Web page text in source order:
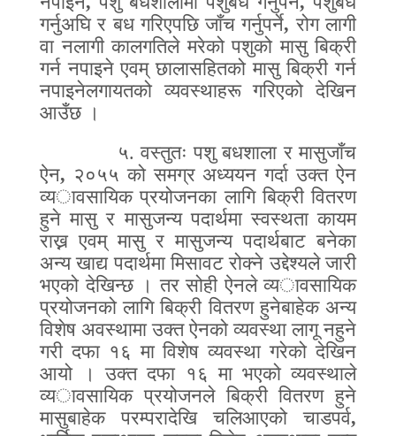
गर्नुअघि र बध गरिएपछि जाँच गर्नुपर्ने,रोग लागी
वा नलागी कालगतिले मरेको पशुको मासु बिक्री
गर्न नपाइने एवम् छालासहितको मासु बिक्री गर्न
नपाइनेलगायतको व्यवस्थाहरू गरिएको देखिन
आउँछ ।
५.वस्तुतः पशु बधशाला र मासुजाँच
ऐन, २०५५ को समग्र अध्ययन गर्दा उक्त ऐन
व्यावसायिक प्रयोजनका लागि बिक्री वितरण
हुने मासु र मासुजन्य पदार्थमा स्वस्थता कायम
राख्न एवम् मासु र मासुजन्य पदार्थबाट बनेका
अन्य खाद्य पदार्थमा मिसावट रोक्ने उद्देश्यले जारी
भएको देखिन्छ । तर सोही ऐनले व्यावसायिक
प्रयोजनको लागि बिक्री वितरण हुनेबाहेक अन्य
विशेष अवस्थामा उक्त ऐनको व्यवस्था लागू नहुने
गरी दफा १६ मा विशेष व्यवस्था गरेको देखिन
आयो । उक्त दफा १६ मा भएको व्यवस्थाले
व्यावसायिक प्रयोजनले बिक्री वितरण हुने
मासुबाहेक परम्परादेखि चलिआएको चाडपर्व,